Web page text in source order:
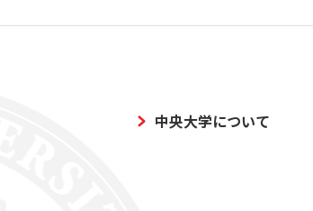
中央大学について